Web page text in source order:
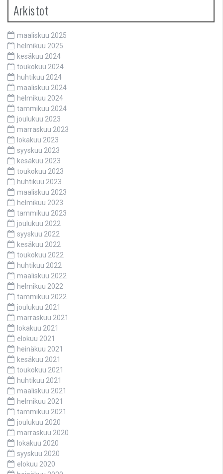
Arkistot
maaliskuu 2025
helmikuu 2025
kesäkuu 2024
toukokuu 2024
huhtikuu 2024
maaliskuu 2024
helmikuu 2024
tammikuu 2024
joulukuu 2023
marraskuu 2023
lokakuu 2023
syyskuu 2023
kesäkuu 2023
toukokuu 2023
huhtikuu 2023
maaliskuu 2023
helmikuu 2023
tammikuu 2023
joulukuu 2022
syyskuu 2022
kesäkuu 2022
toukokuu 2022
huhtikuu 2022
maaliskuu 2022
helmikuu 2022
tammikuu 2022
joulukuu 2021
marraskuu 2021
lokakuu 2021
elokuu 2021
heinäkuu 2021
kesäkuu 2021
toukokuu 2021
huhtikuu 2021
maaliskuu 2021
helmikuu 2021
tammikuu 2021
joulukuu 2020
marraskuu 2020
lokakuu 2020
syyskuu 2020
elokuu 2020